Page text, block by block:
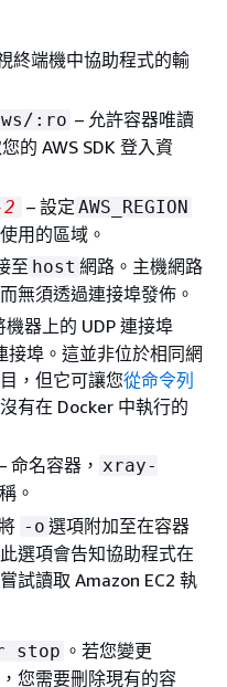
終端機中協助程式的輸
:ro – 允許容器唯讀
的 AWS SDK 登入資
– 設定 AWS_REGION
用的區域。
至 host 網路。主機網路
無須透過連接埠發佈。
機器上的 UDP 連接埠
接埠。這並非位於相同網
，但它可讓您從命令列
有在 Docker 中執行的
命名容器， xray-
。
-o 選項附加至在容器
選項會告知協助程式在
試讀取 Amazon EC2 執
stop 。若您變更
您需要刪除現有的容